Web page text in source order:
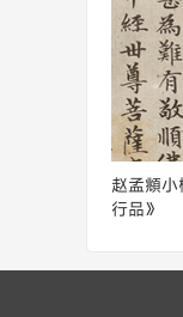
赵孟頫小
行品》